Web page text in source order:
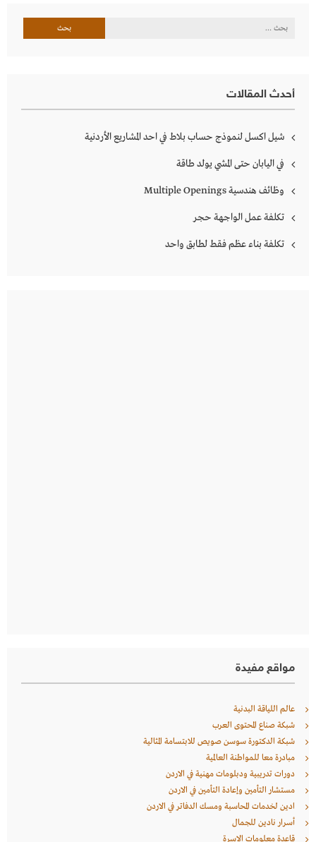
البحث
أحدث المقالات
شيل اكسل لنموذج حساب بلاط في احد المشاريع الأردنية
في اليابان حتى المشي يولد طاقة
وظائف هندسية Multiple Openings
تكلفة عمل الواجهة حجر
تكلفة بناء عظم فقط لطابق واحد
مواقع مفيدة
عالم اللياقة البدنية
شبكة صناع المحتوى العرب
شبكة الدكتورة سوسن صويص للابتسامة المثالية
مبادرة معا للمواطنة العالمية
دورات تدريبية ودبلومات مهنية في الاردن
مستشار التأمين وإعادة التأمين في الاردن
ادين لخدمات المحاسبة ومسك الدفاتر في الاردن
أسرار نادين للجمال
قاعدة معلومات الاسرة